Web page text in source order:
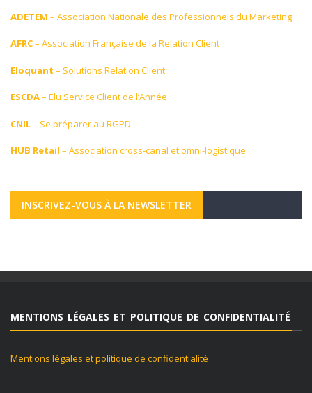
ADETEM – Association Nationale des Professionnels du Marketing
AFRC– Association Française de la Relation Client
Eloquant – Solutions Relation Client
ESCDA– Elu Service Client de l’Année
CNIL– Se préparer au RGPD
HUB Retail – Association cross-canal et omni-logistique
INSCRIVEZ-VOUS À LA NEWSLETTER
MENTIONS LÉGALES ET POLITIQUE DE CONFIDENTIALITÉ
Mentions légales et politique de confidentialité